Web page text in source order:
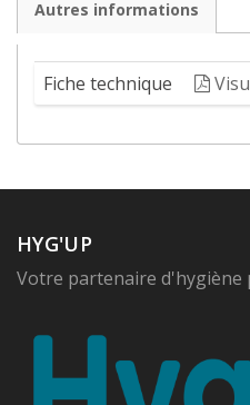
Autres informations
Fiche technique
HYG'UP
Votre partenaire d'hygiène